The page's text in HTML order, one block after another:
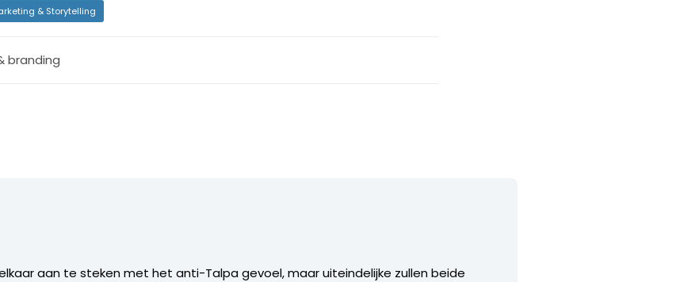
& Storytelling
branding
aan te steken met het anti-Talpa gevoel, maar uiteindelijke zullen beide